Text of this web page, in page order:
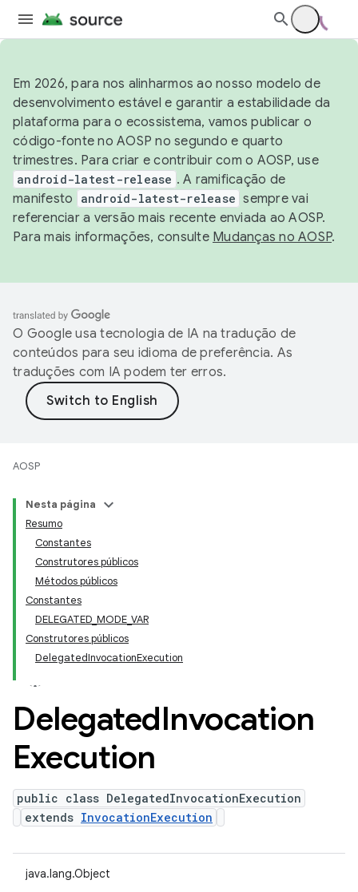
Em 2026, para nos alinharmos ao nosso modelo de
desenvolvimento estável e garantir a estabilidade da
plataforma para o ecossistema, vamos publicar o
código-fonte no AOSP no segundo e quarto
trimestres. Para criar e contribuir com o AOSP, use
android-latest-release . A ramificação de
manifesto
android-latest-release sempre vai
referenciar a versão mais recente enviada ao AOSP.
Para mais informações, consulte Mudanças no AOSP.
O Google usa tecnologia de IA na tradução de
conteúdos para seu idioma de preferência. As
traduções com IA podem ter erros.
AOSP
Nesta página
Resumo
Constantes
Construtores públicos
Métodos públicos
Constantes
DELEGATED_MODE_VAR
Construtores públicos
DelegatedInvocationExecution
DelegatedInvocation
Execution
public class DelegatedInvocationExecution
extends InvocationExecution
java.lang.Object